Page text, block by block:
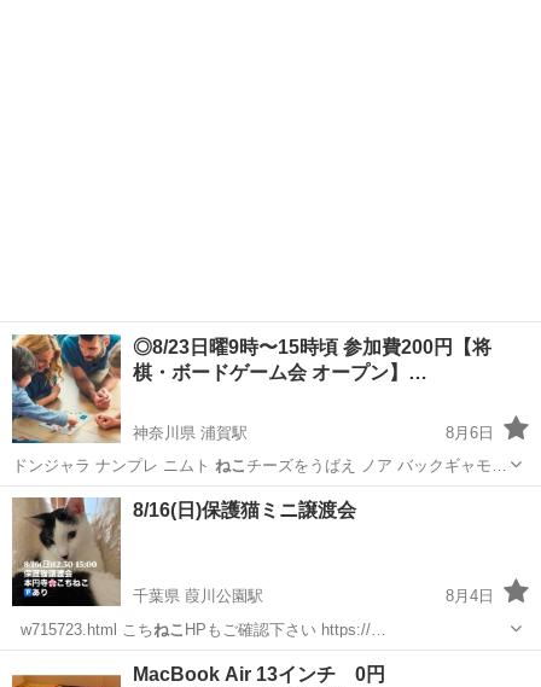
◎8/23日曜9時〜15時頃 参加費200円【将
棋・ボードゲーム会 オープン】…
神奈川県 浦賀駅
8月6日
ドンジャラ ナンプレ ニムト ねこチーズをうばえ ノア バックギャモ…
神奈川 横須賀市 浦賀駅 その他 ゲーム
8/16(日)保護猫ミニ譲渡会
千葉県 葭川公園駅
8月4日
_w715723.html こちねこ HPもご確認下さい https://…
その他
MacBook Air 13インチ 0円